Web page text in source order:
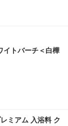
イトバーチ＜白樺
ミアム 入浴料 ク